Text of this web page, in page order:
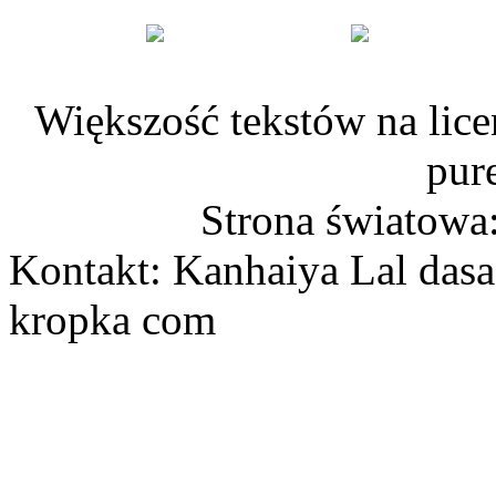
Większość tekstów na
Strona
Kontakt: Kanhaiya Lal
kropka com